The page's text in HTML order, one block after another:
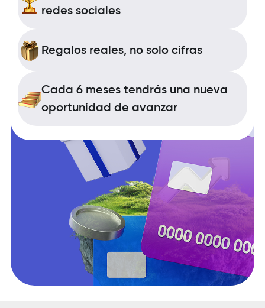
redes sociales
Regalos reales, no solo cifras
Cada 6 meses tendrás una nueva
oportunidad de avanzar